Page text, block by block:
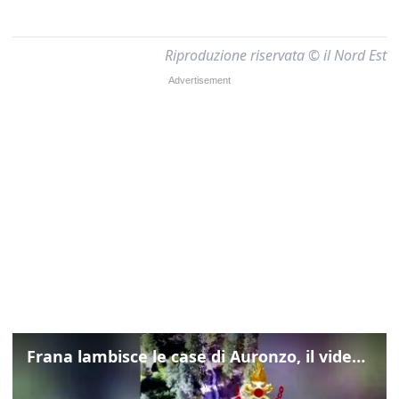
Riproduzione riservata © il Nord Est
Frana lambisce le case di Auronzo, il video dall'elicottero dei vigili del fuoco